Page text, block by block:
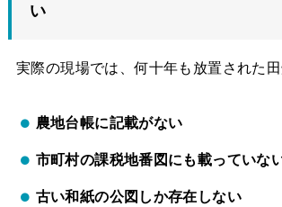
い
実際の現場では、何十年も放置された田
農地台帳に記載がない
市町村の課税地番図にも載っていな
古い和紙の公図しか存在しない